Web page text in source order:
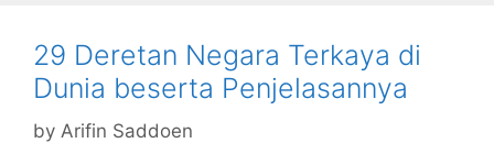
29 Deretan Negara Terkaya di
Dunia beserta Penjelasannya
by Arifin Saddoen